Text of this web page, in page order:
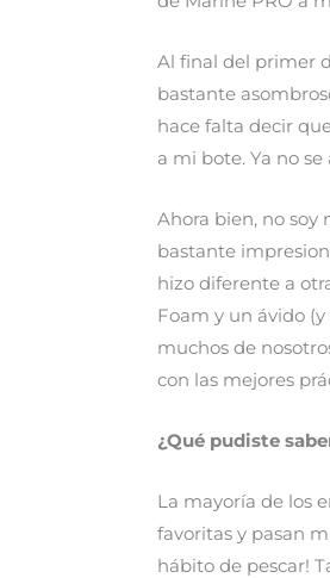
Al final del primer
bastante
hace falta decir
a mi bote. Ya no
Ahora bien, no
bastante
hizo diferente a
Foam y un ávido
muchos de
con las mejores
¿Qué pudiste
La mayoría de los
favoritas y pasan
hábito de pescar!